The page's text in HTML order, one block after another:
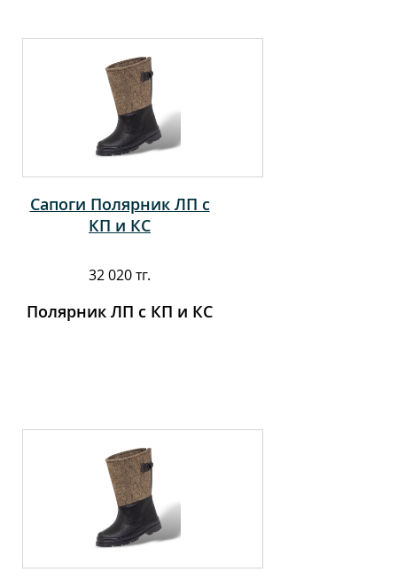
Сапоги Полярник ЛП с
КП и КС
32 020 тг.
Полярник ЛП с КП и КС